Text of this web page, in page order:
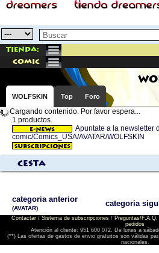
Tienda:
comic
WOLFSKIN Top Foro
Cargando contenido. Por favor espera...
1 productos.
Apuntate a la newsletter
comic/Comics_USA/AVATAR/WOLFSKIN
Cesta
categoria anterior
(AVATAR)
categoria
Contactar/ Sistema de subscripciones/ Preguntas/F.A.Q.
pedidos
Atención al cliente: 951 600 072. De lunes a
(**) Las ofertas de gastos de envio gratuitos son válidas
nacionales.